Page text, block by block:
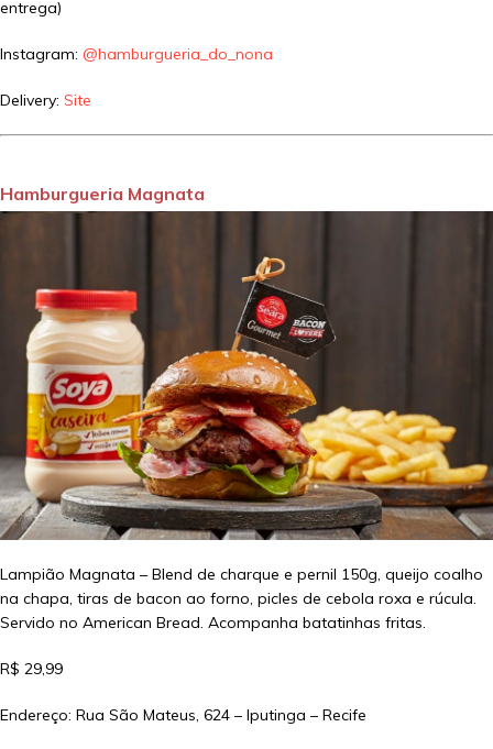
entrega)
Instagram: @hamburgueria_do_nona
Delivery: Site
Hamburgueria Magnata
Lampião Magnata – Blend de charque e pernil 150g, queijo coalho
na chapa, tiras de bacon ao forno, picles de cebola roxa e rúcula.
Servido no American Bread. Acompanha batatinhas fritas.
R$ 29,99
Endereço: Rua São Mateus, 624 – Iputinga – Recife